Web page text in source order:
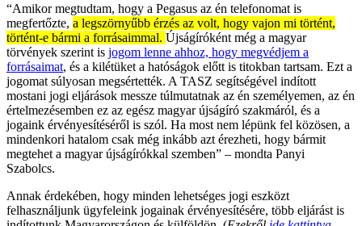
“Amikor megtudtam, hogy a Pegasus az én telefonomat is
megfertőzte, a legszörnyűbb érzés az volt, hogy vajon mi történt,
történt-e bármi a forrásaimmal. Újságíróként még a magyar
törvények szerint is jogom lenne ahhoz, hogy megvédjem a
forrásaimat, és a kilétüket a hatóságok előtt is titokban tartsam. Ezt a
jogomat súlyosan megsértették. A TASZ segítségével indított
mostani jogi eljárások messze túlmutatnak az én személyemen, az én
értelmezésemben ez az egész magyar újságíró szakmáról, és a
jogaink érvényesítéséről is szól. Ha most nem lépünk fel közösen, a
mindenkori hatalom csak még inkább azt érezheti, hogy bármit
megtehet a magyar újságírókkal szemben” – mondta Panyi
Szabolcs.
Annak érdekében, hogy minden lehetséges jogi eszközt
felhasználjunk ügyfeleink jogainak érvényesítésére, több eljárást is